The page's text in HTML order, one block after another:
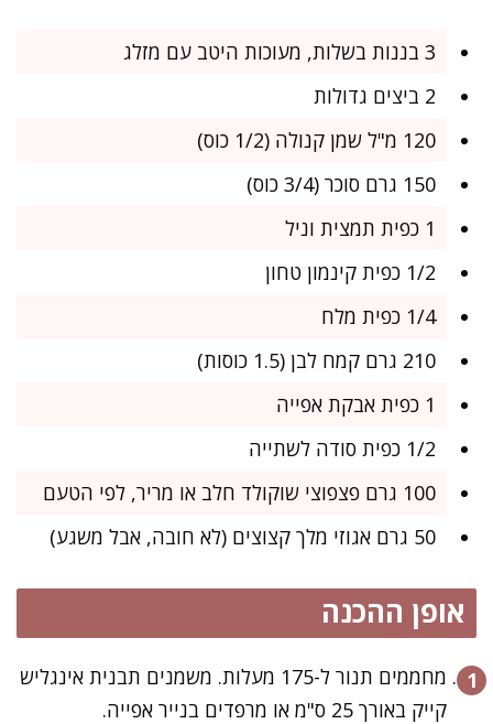
3 בננות בשלות, מעוכות היטב עם מזלג
2 ביצים גדולות
120 מ"ל שמן קנולה (1/2 כוס)
150 גרם סוכר (3/4 כוס)
1 כפית תמצית וניל
1/2 כפית קינמון טחון
1/4 כפית מלח
210 גרם קמח לבן (1.5 כוסות)
1 כפית אבקת אפייה
1/2 כפית סודה לשתייה
100 גרם פצפוצי שוקולד חלב או מריר, לפי הטעם
50 גרם אגוזי מלך קצוצים (לא חובה, אבל משגע)
אופן ההכנה
מחממים תנור ל-175 מעלות. משמנים תבנית אינגליש
קייק באורך 25 ס"מ או מרפדים בנייר אפייה.